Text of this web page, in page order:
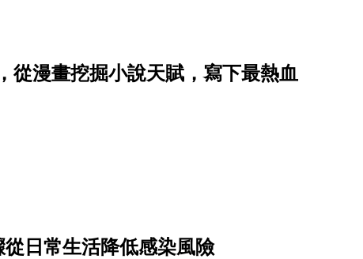
從漫畫挖掘小說天賦，寫下最熱血
從日常生活降低感染風險